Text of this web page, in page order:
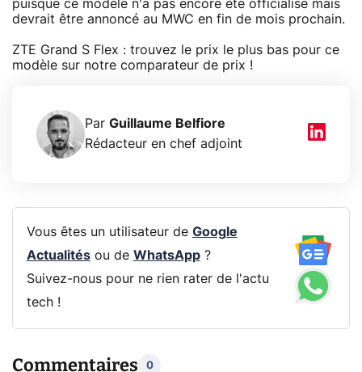
puisque ce modèle n'a pas encore été officialisé mais
devrait être annoncé au MWC en fin de mois prochain.
ZTE Grand S Flex : trouvez le prix le plus bas pour ce
modèle sur notre comparateur de prix !
Par Guillaume Belfiore
Rédacteur en chef adjoint
Vous êtes un utilisateur de Google
Actualitésou de WhatsApp?
Suivez-nous pour ne rien rater de l'actu
tech !
Commentaires 0